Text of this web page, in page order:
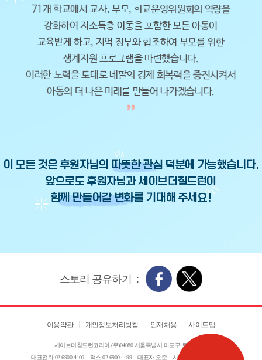
71개 학교에서 교사, 부모, 학교운영위원회의 역량을
강화하여 저소득층 아동을 포함한 모든 아동이
교육받게 하고, 지역 정부와 협조하여 부모를 위한
생계지원 프로그램을 마련했습니다.
이러한 노력을 토대로 네팔의 경제 회복력을 증진시켜서
아동의 더 나은 미래를 만들어 나가겠습니다.
이 모든 것은 후원자님의 따뜻한 관심 덕분에 가능했습니다.
앞으로도 후원자님과 세이브더칠드런이
함께 만들어갈 변화를 기대해 주세요!
스토리 공유하기 :
이용약관 개인정보처리방침 인재채용 사이트맵
세이브더칠드런코리아 (우)04080 서울특별시 마포구 토정로 174
대표전화 02-6900-4400
팩스 02-6900-4499 대표자 오준 사업자번호 105-82-03569